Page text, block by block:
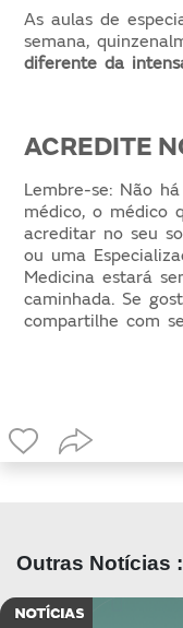
As aulas de
semana,
diferente da
ACREDITE
Lembre-se: Não
médico, o médico
acreditar no seu
ou uma
Medicina estará
caminhada. Se
compartilhe com
Outras Notícias :